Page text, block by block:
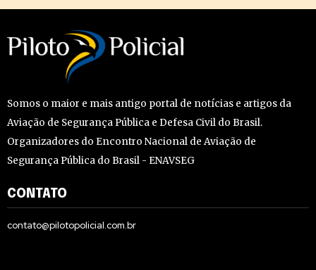
Somos o maior e mais antigo portal de notícias e artigos da
Aviação de Segurança Pública e Defesa Civil do Brasil.
Organizadores do Encontro Nacional de Aviação de
Segurança Pública do Brasil - ENAVSEG
CONTATO
contato@pilotopolicial.com.br